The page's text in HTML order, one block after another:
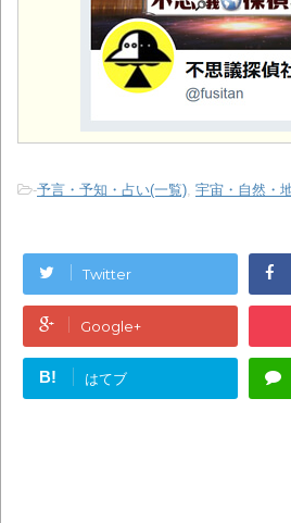
-予言・予知・占い(一覧), 宇宙・自然・
Twitter
Google+
B! はてブ